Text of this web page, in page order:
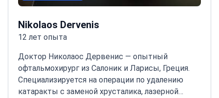
Nikolaos Dervenis
12 лет опыта
Доктор Николаос Дервенис — опытный
офтальмохирург из Салоник и Ларисы, Греция.
Специализируется на операции по удалению
катаракты с заменой хрусталика, лазерной